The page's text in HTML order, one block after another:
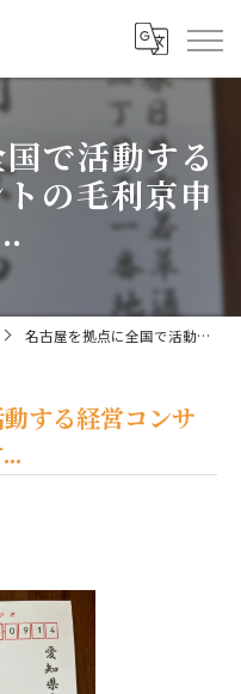
で活動する
の毛利京申
名古屋を拠点に全国で活動する経営コンサルタントの毛利京申です...
する経営コンサ